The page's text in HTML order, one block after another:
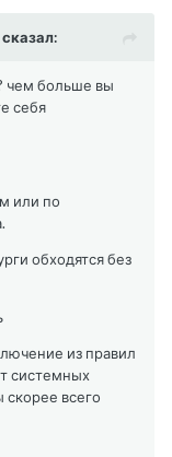
чем больше вы
себя
или по
обходятся без
из правил
системных
скорее всего